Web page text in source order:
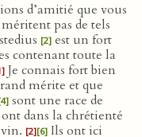
d’amitié que vous
pas de tels
[2] est un fort
contenant toute la
Je connais fort bien
mérite et que
sont une race de
dans la chrétienté
[2][6] Ils ont ici